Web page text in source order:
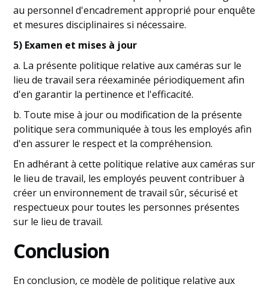
au personnel d'encadrement approprié pour enquête
et mesures disciplinaires si nécessaire.
5) Examen et mises à jour
a. La présente politique relative aux caméras sur le
lieu de travail sera réexaminée périodiquement afin
d'en garantir la pertinence et l'efficacité.
b. Toute mise à jour ou modification de la présente
politique sera communiquée à tous les employés afin
d'en assurer le respect et la compréhension.
En adhérant à cette politique relative aux caméras sur
le lieu de travail, les employés peuvent contribuer à
créer un environnement de travail sûr, sécurisé et
respectueux pour toutes les personnes présentes
sur le lieu de travail.
Conclusion
En conclusion, ce modèle de politique relative aux